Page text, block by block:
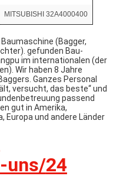
MITSUBISHI 32A4000400
(Bagger,
gefunden Bau-
im internationalen (der
Wir haben 8 Jahre
Ganzes Personal
versucht, das beste“ und
passend
gut in Amerika,
Europa und andere Länder
uns/24